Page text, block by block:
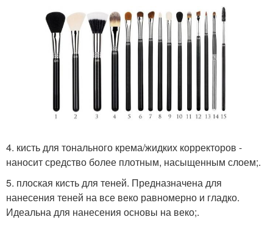
4. кисть для тонального крема/жидких корректоров -
наносит средство более плотным, насыщенным слоем;.
5. плоская кисть для теней. Предназначена для
нанесения теней на все веко равномерно и гладко.
Идеальна для нанесения основы на веко;.